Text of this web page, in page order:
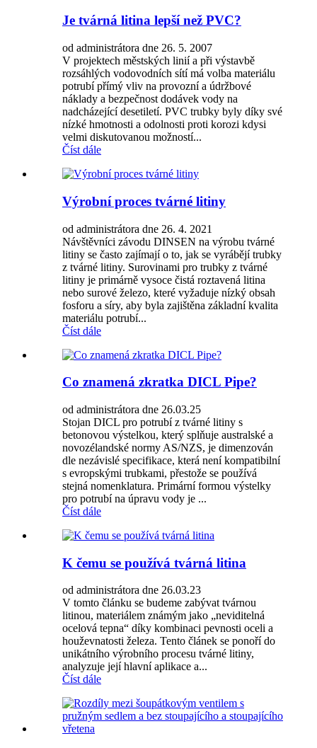
Je tvárná litina lepší než PVC?
od administrátora dne 26. 5. 2007
V projektech městských linií a při výstavbě
rozsáhlých vodovodních sítí má volba materiálu
potrubí přímý vliv na provozní a údržbové
náklady a bezpečnost dodávek vody na
nadcházející desetiletí. PVC trubky byly díky své
nízké hmotnosti a odolnosti proti korozi kdysi
velmi diskutovanou možností...
Číst dále
Výrobní proces tvárné litiny
od administrátora dne 26. 4. 2021
Návštěvníci závodu DINSEN na výrobu tvárné
litiny se často zajímají o to, jak se vyrábějí trubky
z tvárné litiny. Surovinami pro trubky z tvárné
litiny je primárně vysoce čistá roztavená litina
nebo surové železo, které vyžaduje nízký obsah
fosforu a síry, aby byla zajištěna základní kvalita
materiálu potrubí...
Číst dále
Co znamená zkratka DICL Pipe?
od administrátora dne 26.03.25
Stojan DICL pro potrubí z tvárné litiny s
betonovou výstelkou, který splňuje australské a
novozélandské normy AS/NZS, je dimenzován
dle nezávislé specifikace, která není kompatibilní
s evropskými trubkami, přestože se používá
stejná nomenklatura. Primární formou výstelky
pro potrubí na úpravu vody je ...
Číst dále
K čemu se používá tvárná litina
od administrátora dne 26.03.23
V tomto článku se budeme zabývat tvárnou
litinou, materiálem známým jako „neviditelná
ocelová tepna“ díky kombinaci pevnosti oceli a
houževnatosti železa. Tento článek se ponoří do
unikátního výrobního procesu tvárné litiny,
analyzuje její hlavní aplikace a...
Číst dále